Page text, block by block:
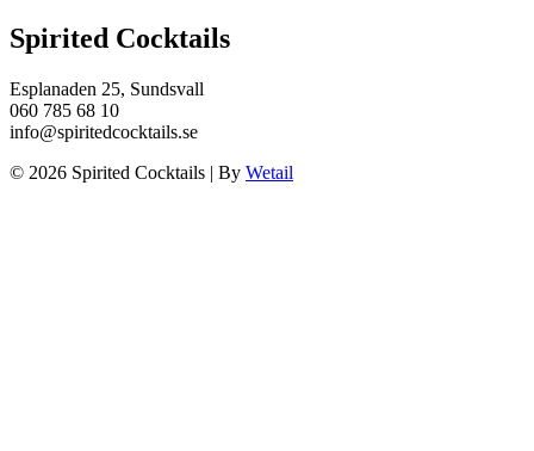
Spirited Cocktails
Esplanaden 25, Sundsvall
060 785 68 10
info@spiritedcocktails.se
© 2026 Spirited Cocktails | By Wetail